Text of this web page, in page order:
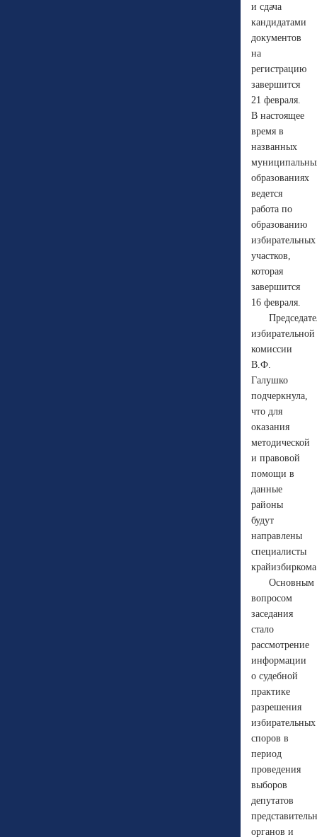
и сдача
кандидатами
документов
на
регистрацию
завершится
21 февраля.
В настоящее
время в
названных
образованиях
ведется
работа по
образованию
избирательных
участков,
которая
завершится
16 февраля.
избирательной
комиссии
В.Ф.
Галушко
подчеркнула,
что для
оказания
методической
и правовой
помощи в
данные
районы
будут
направлены
специалисты
Основным
вопросом
заседания
стало
рассмотрение
информации
о судебной
практике
разрешения
избирательных
споров в
период
проведения
выборов
депутатов
органов и